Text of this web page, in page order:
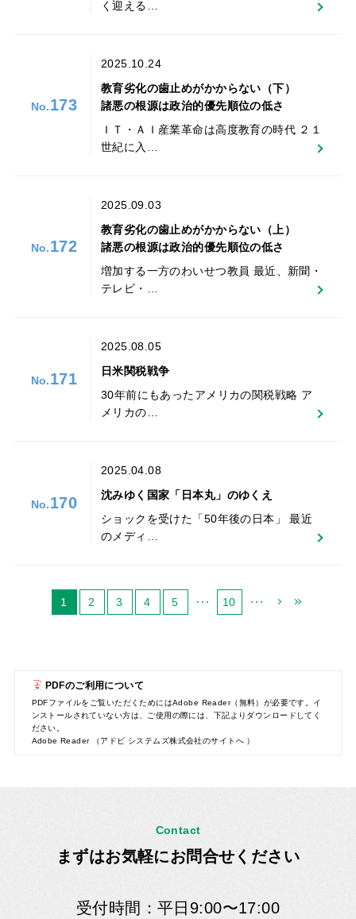
く迎える…
173
2025.10.24
教育劣化の歯止めがかからない（下）
諸悪の根源は政治的優先順位の低さ
ＩＴ・ＡＩ産業革命は高度教育の時代 ２１
世紀に入…
172
2025.09.03
教育劣化の歯止めがかからない（上）
諸悪の根源は政治的優先順位の低さ
増加する一方のわいせつ教員 最近、新聞・
テレビ・…
171
2025.08.05
日米関税戦争
30年前にもあったアメリカの関税戦略 ア
メリカの…
170
2025.04.08
沈みゆく国家「日本丸」のゆくえ
ショックを受けた「50年後の日本」 最近
のメディ…
1 2 3 4 5 10
PDFのご利用について
PDFファイルをご覧いただくためにはAdobe Reader（無料）が必要です。イ
ンストールされていない方は、ご使用の際には、下記よりダウンロードしてく
ださい。
Adobe Reader （アドビ システムズ株式会社のサイトへ ）
Contact
まずはお気軽にお問合せください
受付時間：平日9:00〜17:00